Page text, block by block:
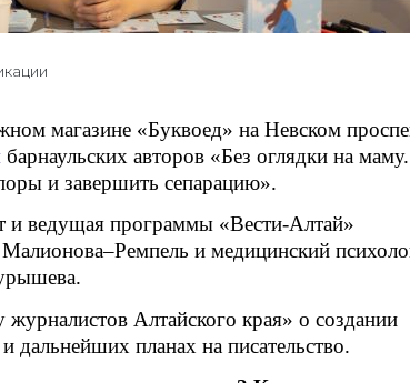
магазине «Буквоед» на Невском
барнаульских авторов «Без оглядки на маму.
и завершить сепарацию».
и ведущая программы «Вести-Алтай»
и медицинский
Алтайского края» о создании
дальнейших планах на писательство.